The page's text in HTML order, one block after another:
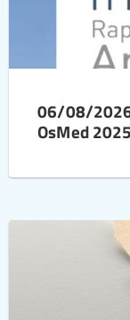
06/08/2026
OsMed